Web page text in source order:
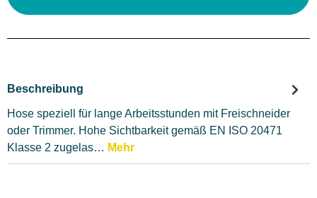
Beschreibung
Hose speziell für lange Arbeitsstunden mit Freischneider
oder Trimmer. Hohe Sichtbarkeit gemäß EN ISO 20471
Klasse 2 zugelas… Mehr